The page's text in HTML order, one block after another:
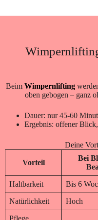
Beim Wimpernlifting
oben gebogen – ganz
Dauer: nur 45-60
Ergebnis: offener
Deine
Vorteil
Bei
Haltbarkeit Bis 6
Natürlichkeit Hoch
Pflege